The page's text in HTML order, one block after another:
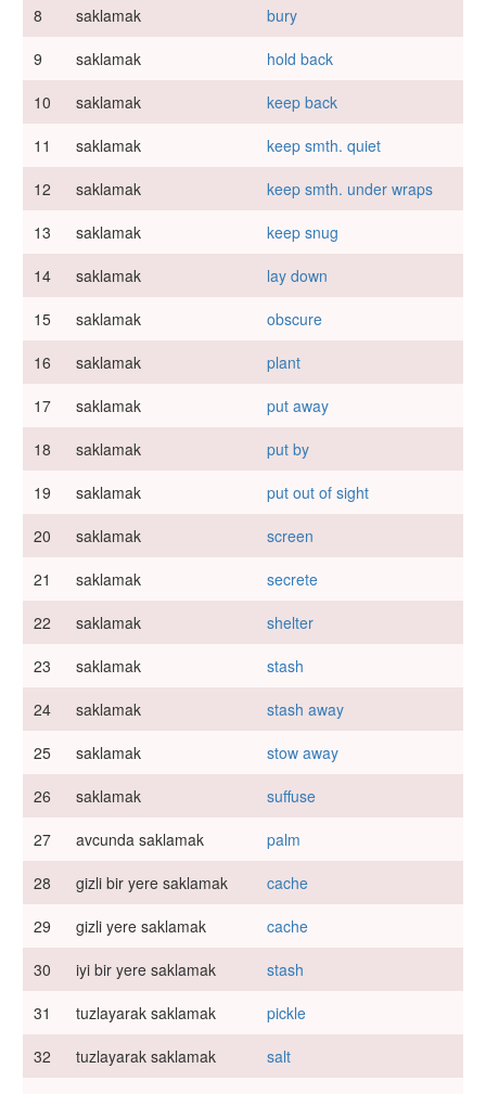
8
saklamak
bury
9
saklamak
hold back
10
saklamak
keep back
11
saklamak
keep smth. quiet
12
saklamak
keep smth. under wraps
13
saklamak
keep snug
14
saklamak
lay down
15
saklamak
obscure
16
saklamak
plant
17
saklamak
put away
18
saklamak
put by
19
saklamak
put out of sight
20
saklamak
screen
21
saklamak
secrete
22
saklamak
shelter
23
saklamak
stash
24
saklamak
stash away
25
saklamak
stow away
26
saklamak
suffuse
27
avcunda saklamak
palm
28
gizli bir yere saklamak
cache
29
gizli yere saklamak
cache
30
iyi bir yere saklamak
stash
31
tuzlayarak saklamak
pickle
32
tuzlayarak saklamak
salt